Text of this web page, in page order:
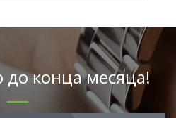
до конца месяца!